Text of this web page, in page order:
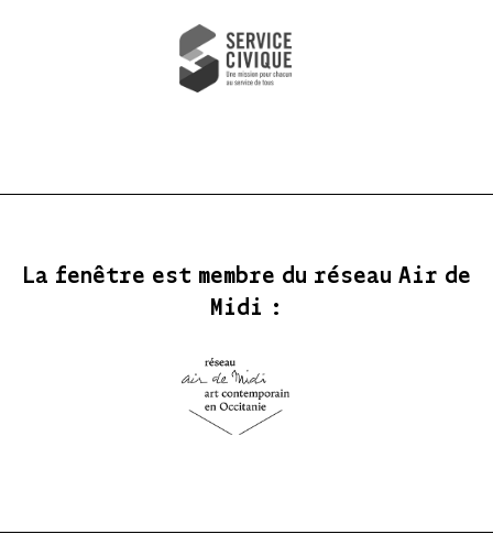
La fenêtre est membre du réseau Air de
Midi :